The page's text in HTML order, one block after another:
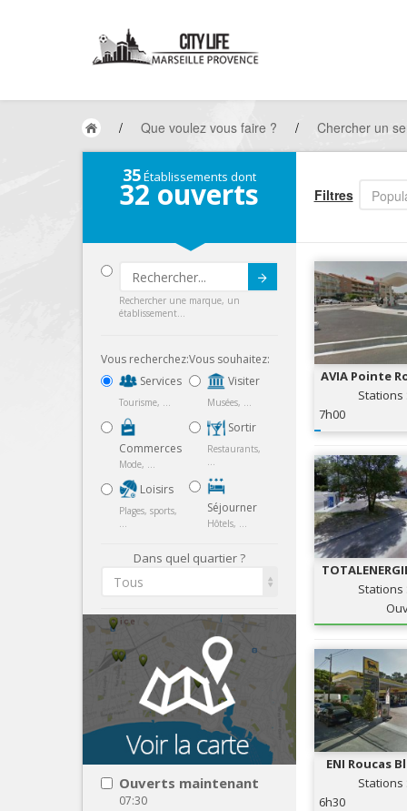
/ Que voulez vous faire ? / Chercher un
35Établissements dont
32 ouverts
Submit
Rechercher une marque, un
établissement...
Vous recherchez:
Services
Tourisme, ...
Commerces
Mode, ...
Loisirs
Plages, sports,
...
Vous souhaitez:
Visiter
Musées, ...
Sortir
Restaurants,
...
Séjourner
Hôtels, ...
Dans quel quartier ?
Tous
Ouverts maintenant
07:30
Filtres
AVIA Pointe
Stations
7h00
Stations
ENI Roucas
Stations
6h30